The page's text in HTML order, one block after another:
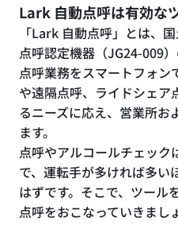
Lark 自動点呼は有効な
「Lark 自動点呼」とは、
点呼認定機器（JG24-009）
点呼業務をスマートフォ
や遠隔点呼、ライドシェア
るニーズに応え、営業所お
ます。
点呼やアルコールチェッ
で、運転手が多ければ多い
はずです。そこで、ツール
点呼をおこなっていきまし